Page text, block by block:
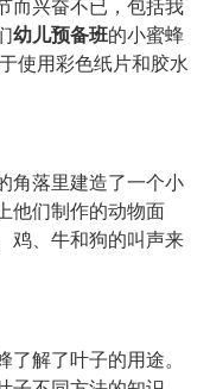
而兴奋不已，包括我
幼儿预备班的小蜜蜂
使用彩色纸片和胶水
角落里建造了一个小
他们制作的动物面
鸡、牛和狗的叫声来
了解了叶子的用途。